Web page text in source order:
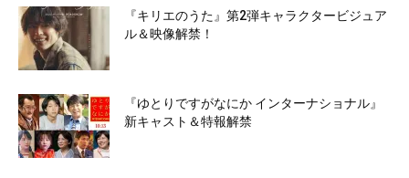
『キリエのうた』第2弾キャラクタービジュア
ル＆映像解禁！
『ゆとりですがなにか インターナショナル』
新キャスト＆特報解禁